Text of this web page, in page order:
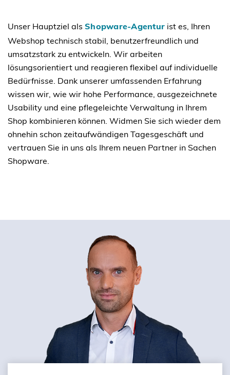
Unser Hauptziel als Shopware-Agentur ist es, Ihren
Webshop technisch stabil, benutzerfreundlich und
umsatzstark zu entwickeln. Wir arbeiten
lösungsorientiert und reagieren flexibel auf individuelle
Bedürfnisse. Dank unserer umfassenden Erfahrung
wissen wir, wie wir hohe Performance, ausgezeichnete
Usability und eine pflegeleichte Verwaltung in Ihrem
Shop kombinieren können. Widmen Sie sich wieder dem
ohnehin schon zeitaufwändigen Tagesgeschäft und
vertrauen Sie in uns als Ihrem neuen Partner in Sachen
Shopware.